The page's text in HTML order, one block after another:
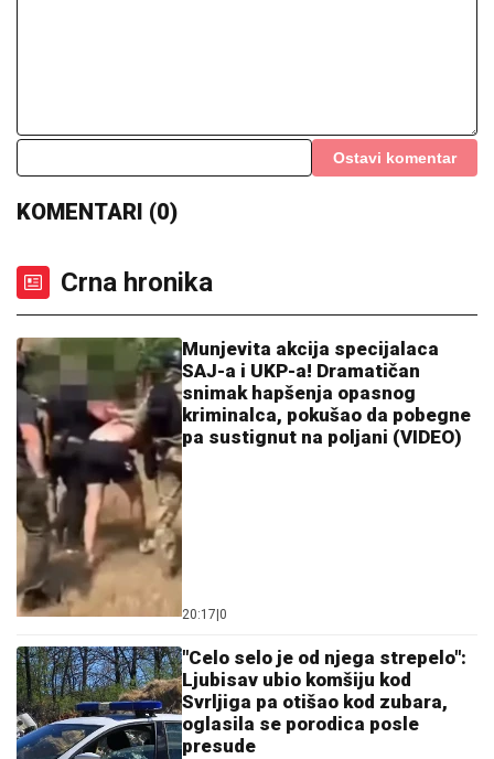
izgleda ribetina
"OLOŠI JEDNI, MONSTRUMI"Aneli
uključio u program uživo - usledio
skandal, evo šta joj je poručio
Asminov otac
Bizarni simptomi na odmoru otkrili su
užasnu istinu: Dobila dijagnozu od
koje se ledi krv